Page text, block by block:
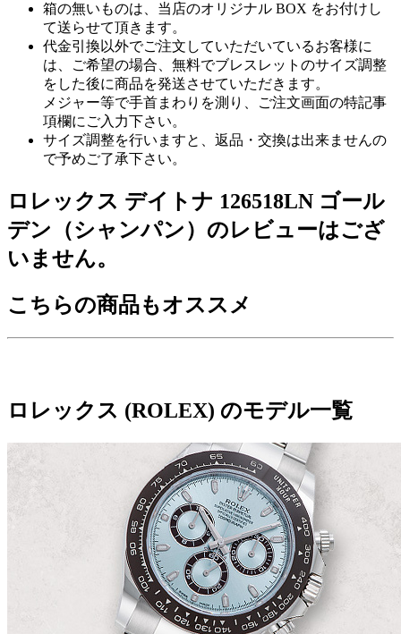
箱の無いものは、当店のオリジナル BOX をお付けし
て送らせて頂きます。
代金引換以外でご注文していただいているお客様に
は、ご希望の場合、無料でブレスレットのサイズ調整
をした後に商品を発送させていただきます。
メジャー等で手首まわりを測り、ご注文画面の特記事
項欄にご入力下さい。
サイズ調整を行いますと、返品・交換は出来ませんの
で予めご了承下さい。
ロレックス デイトナ 126518LN ゴール
デン（シャンパン）のレビューはござ
いません。
こちらの商品もオススメ
ロレックス (ROLEX) のモデル一覧